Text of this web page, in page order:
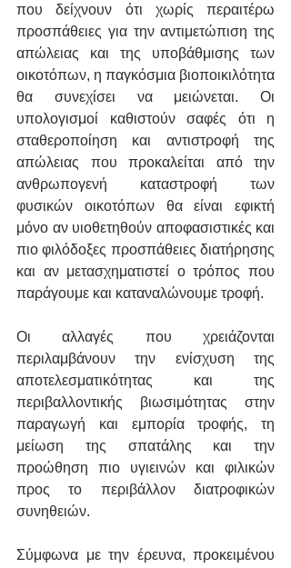
που δείχνουν ότι χωρίς περαιτέρω
προσπάθειες για την αντιμετώπιση της
απώλειας και της υποβάθμισης των
οικοτόπων, η παγκόσμια βιοποικιλότητα
θα συνεχίσει να μειώνεται. Οι
υπολογισμοί καθιστούν σαφές ότι η
σταθεροποίηση και αντιστροφή της
απώλειας που προκαλείται από την
ανθρωπογενή καταστροφή των
φυσικών οικοτόπων θα είναι εφικτή
μόνο αν υιοθετηθούν αποφασιστικές και
πιο φιλόδοξες προσπάθειες διατήρησης
και αν μετασχηματιστεί ο τρόπος που
παράγουμε και καταναλώνουμε τροφή.
Οι αλλαγές που χρειάζονται
περιλαμβάνουν την ενίσχυση της
αποτελεσματικότητας και της
περιβαλλοντικής βιωσιμότητας στην
παραγωγή και εμπορία τροφής, τη
μείωση της σπατάλης και την
προώθηση πιο υγιεινών και φιλικών
προς το περιβάλλον διατροφικών
συνηθειών.
Σύμφωνα με την έρευνα, προκειμένου